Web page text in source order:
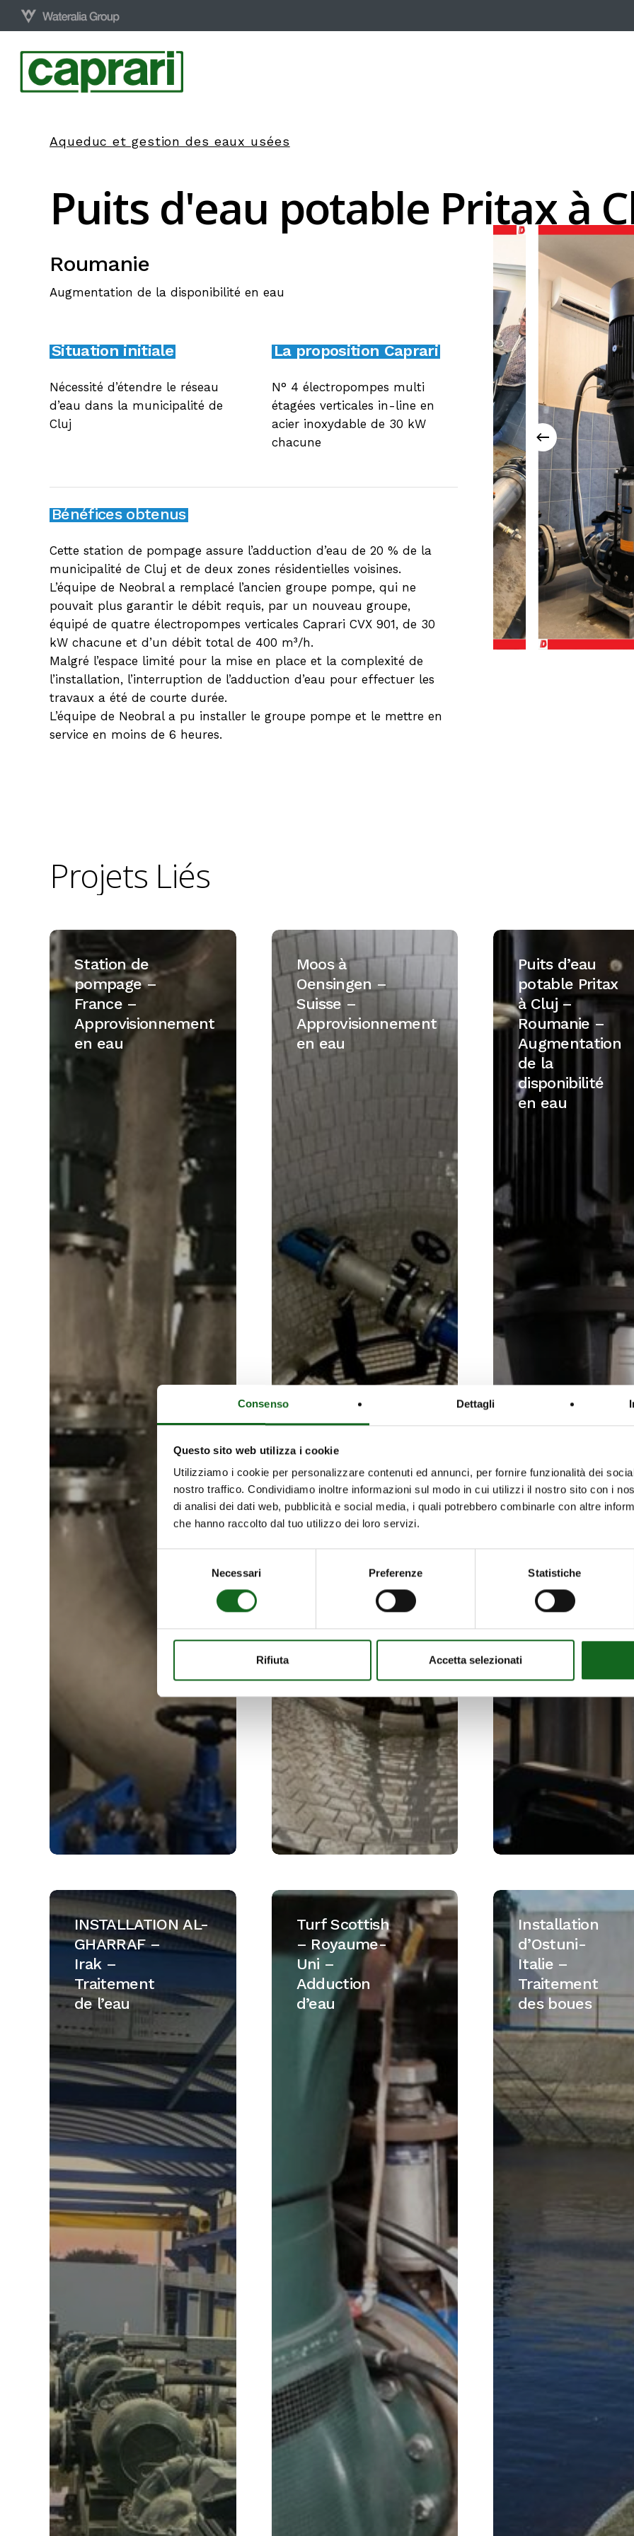
Consenso Dettagli
Questo sito web utilizza i cookie
Utilizziamo i cookie per personalizzare contenuti ed annunci, per fornire funzionalità dei
nostro traffico. Condividiamo inoltre informazioni sul modo in cui utilizzi il nostro sito con i
di analisi dei dati web, pubblicità e social media, i quali potrebbero combinarle con altre
che hanno raccolto dal tuo utilizzo dei loro servizi.
Necessari Preferenze Statistiche
Rifiuta Accetta selezionati
Skip
content
Aqueduc et gestion des eaux usées
Puits d'eau potable Pritax à
Roumanie
Augmentation de la disponibilité en eau
Situation initiale
Nécessité d’étendre le réseau
d’eau dans la municipalité de
Cluj
La proposition Caprari
N° 4 électropompes multi
étagées verticales in-line en
acier inoxydable de 30 kW
chacune
Bénéfices obtenus
Cette station de pompage assure l’adduction d’eau de 20 % de la
municipalité de Cluj et de deux zones résidentielles voisines.
L’équipe de Neobral a remplacé l’ancien groupe pompe, qui ne
pouvait plus garantir le débit requis, par un nouveau groupe,
équipé de quatre électropompes verticales Caprari CVX 901, de 30
kW chacune et d’un débit total de 400 m³/h.
Malgré l’espace limité pour la mise en place et la complexité de
l’installation, l’interruption de l’adduction d’eau pour effectuer les
travaux a été de courte durée.
L’équipe de Neobral a pu installer le groupe pompe et le mettre en
service en moins de 6 heures.
Projets Liés
Station
de
pompage
–
France
Approvisionnement
eau
Station de
pompage –
France –
Approvisionnement
en eau
Moos
Oensingen
–
Suisse
–
Approvisionnement
en
Moos à
Oensingen –
Suisse –
Approvisionnement
en eau
Puits
d’eau
Pritax
à
Cluj
Roumanie
Augmentation
eau
Puits d’eau
potable Pritax
à Cluj –
Roumanie –
Augmentation
de la
disponibilité
en eau
INSTALLATION AL-
GHARRAF
–
Traitement
de
l’eau
INSTALLATION AL-
GHARRAF –
Irak –
Traitement
de l’eau
Turf
Scottish
Royaume-
Adduction
Turf Scottish
– Royaume-
Uni –
Adduction
d’eau
Installation
d’Ostuni-
Italie
Traitement
des
boues
Installation
d’Ostuni-
Italie –
Traitement
des boues